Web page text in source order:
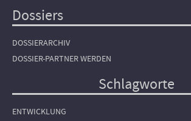
Dossiers
DOSSIERARCHIV
DOSSIER-PARTNER WERDEN
Schlagworte
ENTWICKLUNG